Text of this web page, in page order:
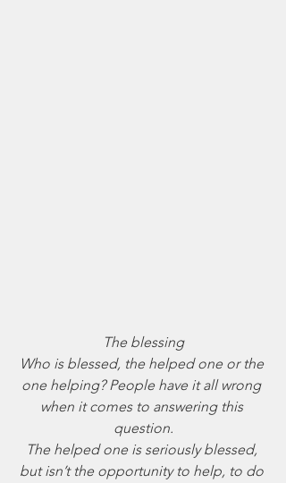
The blessing
Who is blessed, the helped one or the
one helping? People have it all wrong
when it comes to answering this
question.
The helped one is seriously blessed,
but isn’t the opportunity to help, to do